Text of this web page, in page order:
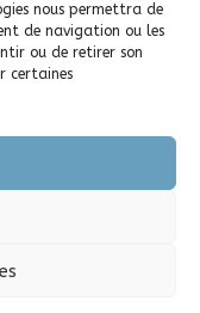
nous permettra de
de navigation ou les
ou de retirer son
certaines
tous droits